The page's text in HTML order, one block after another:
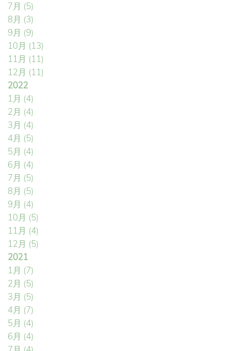
7月 (5)
8月 (3)
9月 (9)
10月 (13)
11月 (11)
12月 (11)
2022
1月 (4)
2月 (4)
3月 (4)
4月 (5)
5月 (4)
6月 (4)
7月 (5)
8月 (5)
9月 (4)
10月 (5)
11月 (4)
12月 (5)
2021
1月 (7)
2月 (5)
3月 (5)
4月 (7)
5月 (4)
6月 (4)